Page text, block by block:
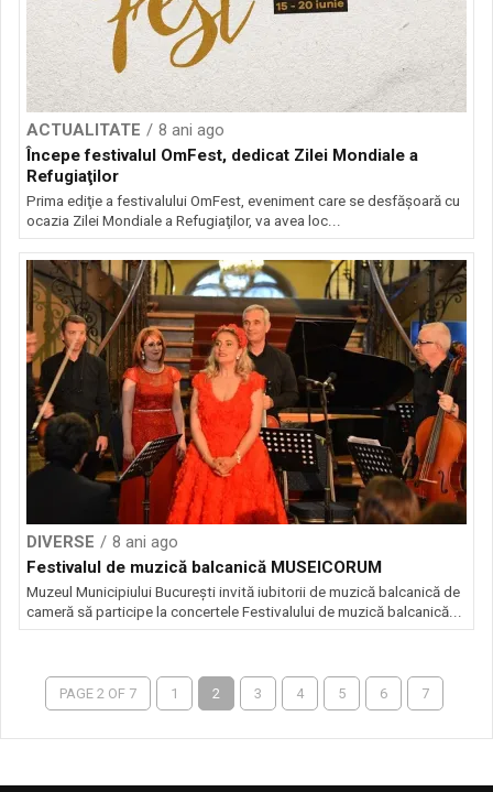
ACTUALITATE
8 ani ago
Începe festivalul OmFest, dedicat Zilei Mondiale a
Refugiaţilor
Prima ediţie a festivalului OmFest, eveniment care se desfăşoară cu
ocazia Zilei Mondiale a Refugiaţilor, va avea loc...
DIVERSE
8 ani ago
Festivalul de muzică balcanică MUSEICORUM
Muzeul Municipiului București invită iubitorii de muzică balcanică de
cameră să participe la concertele Festivalului de muzică balcanică...
PAGE 2 OF 7 1 2 3 4 5 6 7